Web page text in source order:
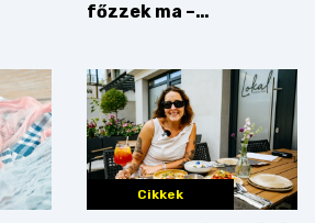
főzzek ma –
Cikkek